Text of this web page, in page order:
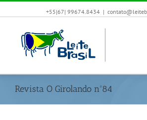
+55|67| 99674.8434 |
Revista O Girolando nº84